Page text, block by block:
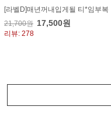
[라벨D]매년꺼내입게될 티*임부복
21,700원 17,500원
리뷰: 278